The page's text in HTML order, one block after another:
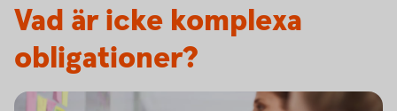
Vad är icke komplexa
obligationer?